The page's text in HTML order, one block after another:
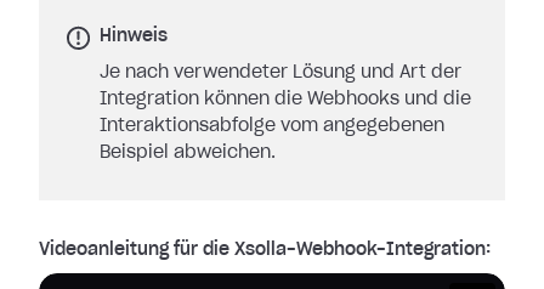
Hinweis
Je nach verwendeter Lösung und Art der
Integration können die Webhooks und die
Interaktionsabfolge vom angegebenen
Beispiel abweichen.
Videoanleitung für die Xsolla-Webhook-Integration: